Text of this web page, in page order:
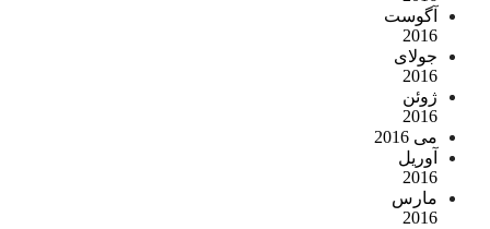
آگوست
2016
جولای
2016
ژوئن
2016
می 2016
آوریل
2016
مارس
2016